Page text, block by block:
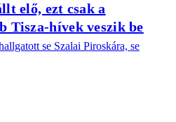
elő, ezt csak a
Tisza-hívek veszik be
se Szalai Piroskára, se